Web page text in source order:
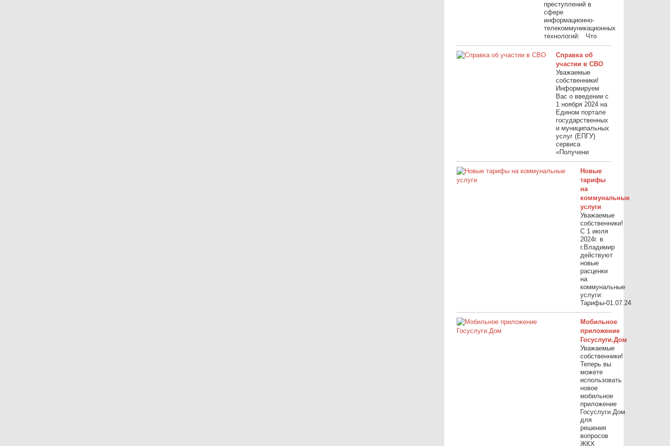
преступлений в
сфере
информационно-
телекоммуникационных
технологий: Что
Справка об
участии в СВО
Уважаемые
собственники!
Информируем
Вас о введении с
1 ноября 2024 на
Едином портале
государственных
и муниципальных
услуг (ЕПГУ)
сервиса
«Получени
Новые
тарифы
на
коммунальные
услуги
Уважаемые
собственники!
С 1 июля
2024г. в
г.Владимир
действуют
новые
расценки
на
коммунальные
услуги:
Тарифы-01.07.24
Мобильное
приложение
Госуслуги.Дом
Уважаемые
собственники!
Теперь вы
можете
использовать
новое
мобильное
приложение
Госуслуги.Дом
для
решения
вопросов
ЖКХ